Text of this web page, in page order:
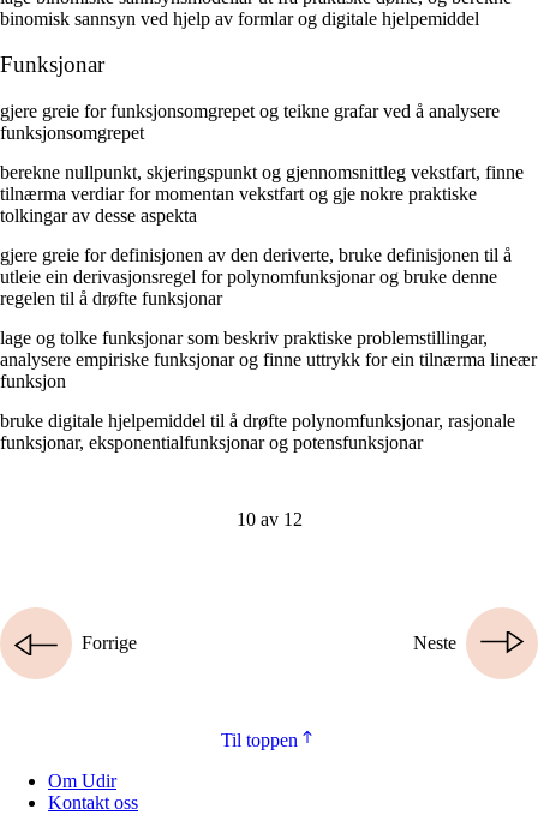
binomisk sannsyn ved hjelp av formlar og digitale hjelpemiddel
Funksjonar
gjere greie for funksjonsomgrepet og teikne grafar ved å analysere
funksjonsomgrepet
berekne nullpunkt, skjeringspunkt og gjennomsnittleg vekstfart, finne
tilnærma verdiar for momentan vekstfart og gje nokre praktiske
tolkingar av desse aspekta
gjere greie for definisjonen av den deriverte, bruke definisjonen til å
utleie ein derivasjonsregel for polynomfunksjonar og bruke denne
regelen til å drøfte funksjonar
lage og tolke funksjonar som beskriv praktiske problemstillingar,
analysere empiriske funksjonar og finne uttrykk for ein tilnærma lineær
funksjon
bruke digitale hjelpemiddel til å drøfte polynomfunksjonar, rasjonale
funksjonar, eksponentialfunksjonar og potensfunksjonar
10 av 12
Neste
Forrige
Til toppen
Om Udir
Kontakt oss